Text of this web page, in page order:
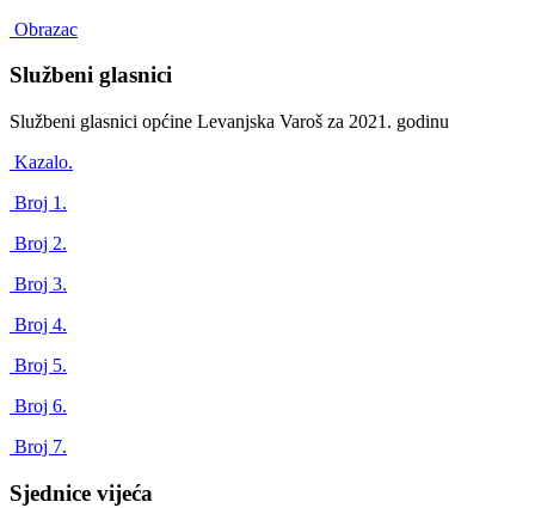
Obrazac
Službeni glasnici
Službeni glasnici općine Levanjska Varoš za 2021. godinu
Kazalo.
Broj 1.
Broj 2.
Broj 3.
Broj 4.
Broj 5.
Broj 6.
Broj 7.
Sjednice vijeća